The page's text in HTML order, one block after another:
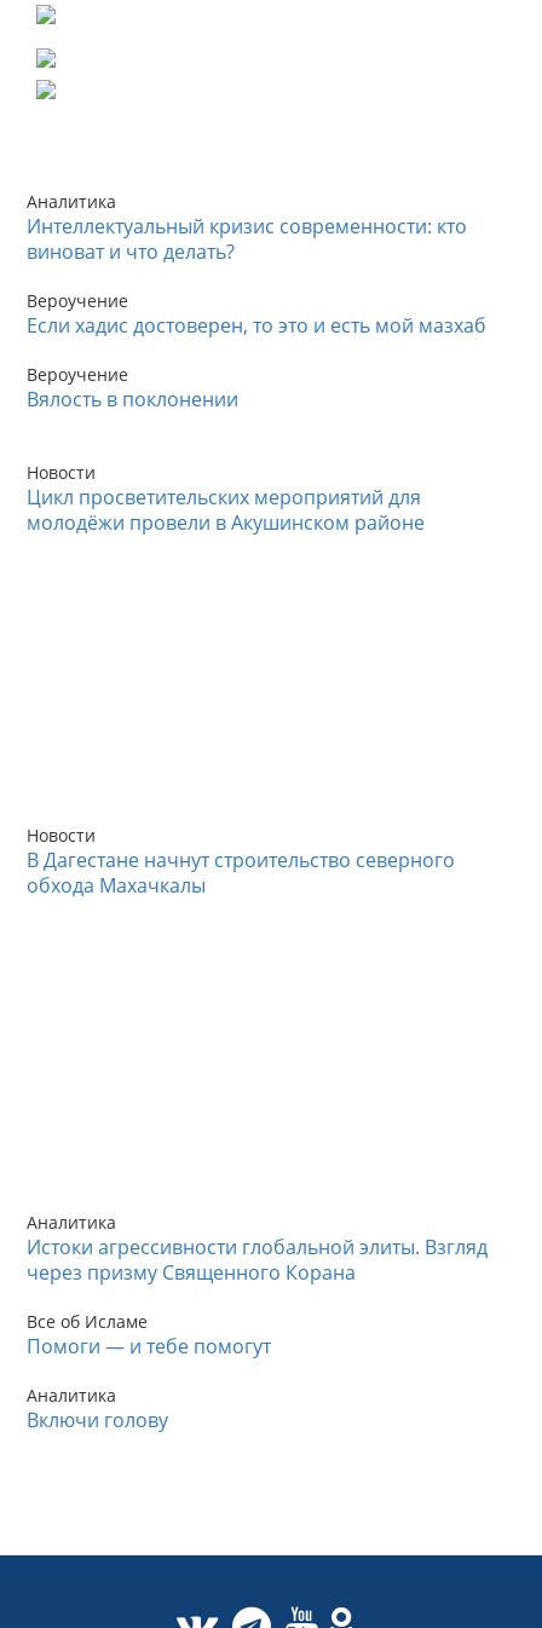
Аналитика
Интеллектуальный кризис современности: кто
виноват и что делать?
Вероучение
Если хадис достоверен, то это и есть мой мазхаб
Вероучение
Вялость в поклонении
Новости
Цикл просветительских мероприятий для
молодёжи провели в Акушинском районе
Новости
В Дагестане начнут строительство северного
обхода Махачкалы
Аналитика
Истоки агрессивности глобальной элиты. Взгляд
через призму Священного Корана
Все об Исламе
Помоги — и тебе помогут
Аналитика
Включи голову